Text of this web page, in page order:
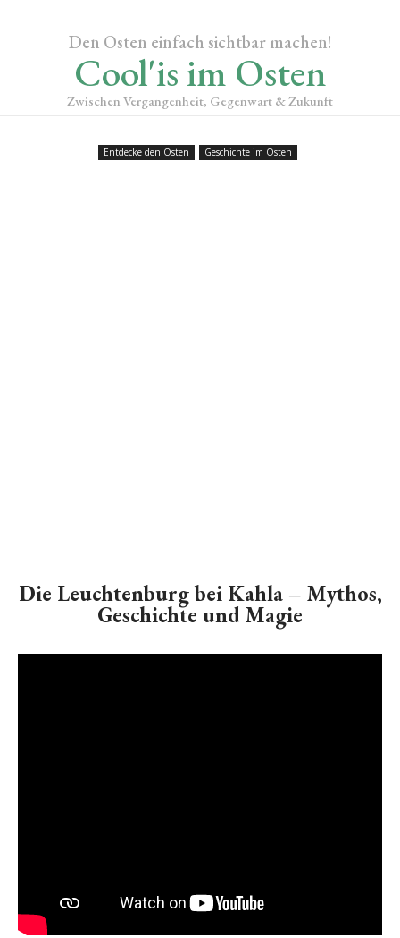
Den Osten einfach sichtbar machen!
Cool'is im Osten
Zwischen Vergangenheit, Gegenwart & Zukunft
Entdecke den Osten Geschichte im Osten
Die Leuchtenburg bei Kahla – Mythos,
Geschichte und Magie